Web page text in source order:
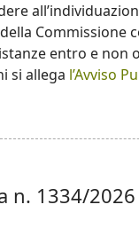
Commissione
entro e non
si allega l’Avviso
n. 1334/